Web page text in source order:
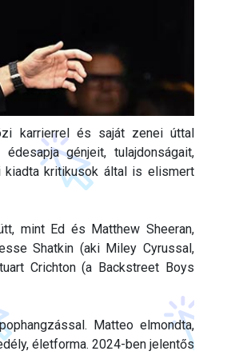
karrierrel és saját zenei úttal
génjeit, tulajdonságait,
kritikusok által is elismert
mint Ed és Matthew Sheeran,
Shatkin (aki Miley Cyrussal,
Crichton (a Backstreet Boys
Matteo elmondta,
életforma. 2024-ben jelentős